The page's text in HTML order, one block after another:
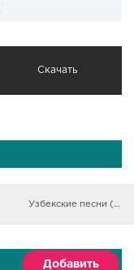
Скачать
Узбекские песни (Архив)
Добавить